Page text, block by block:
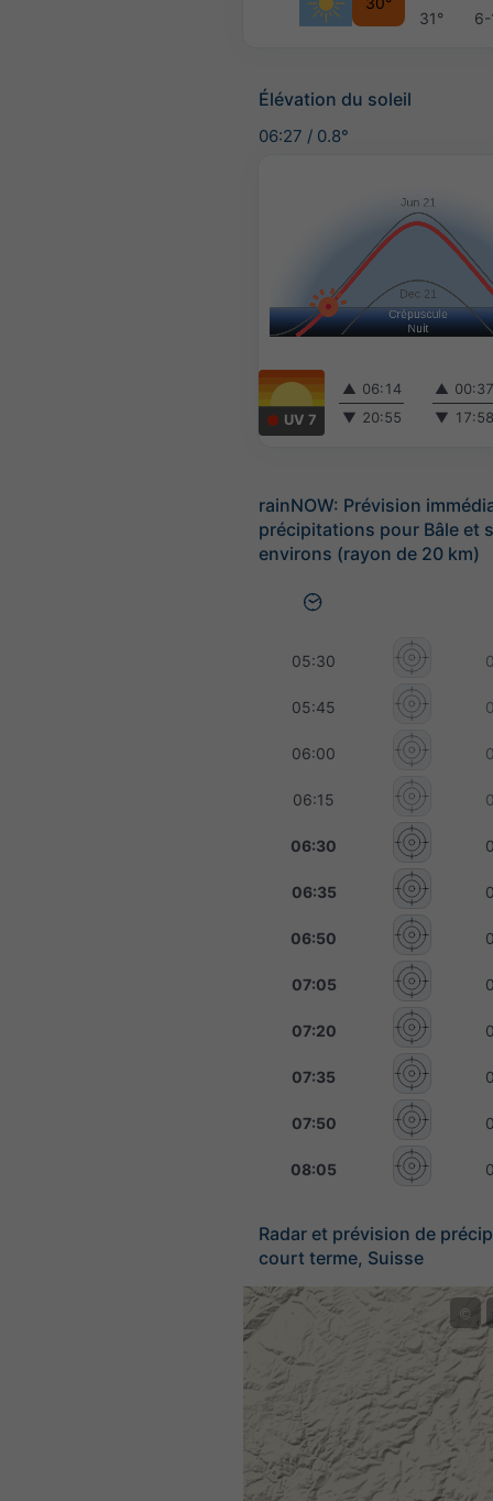
31° 6-
Élévation du soleil
06:27 / 0.8°
UV 7
▲ 06:14
▼ 20:55
▲
▼
rainNOW: Prévision
précipitations pour Bâle et
environs (rayon de 20 km)
05:30
05:45
06:00
06:15
06:30
06:35
06:50
07:05
07:20
07:35
07:50
08:05
Radar et prévision de
court terme, Suisse
©